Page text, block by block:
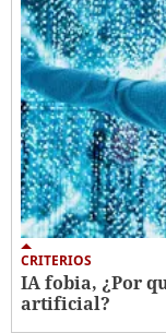
CRITERIOS
IA fobia, ¿Por
artificial?